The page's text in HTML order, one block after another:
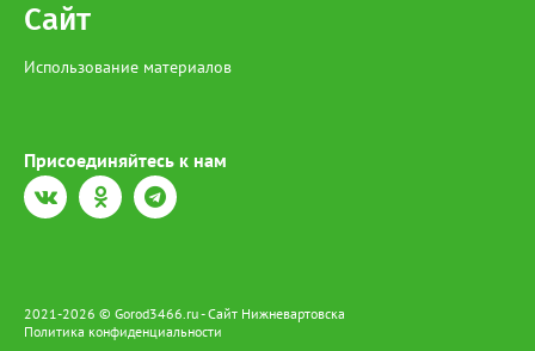
175 тыс. рублей (+5% к прошлому году).
Сайт
Использование материалов
Присоединяйтесь к нам
2021-2026 © Gorod3466.ru - Сайт Нижневартовска
Политика конфиденциальности